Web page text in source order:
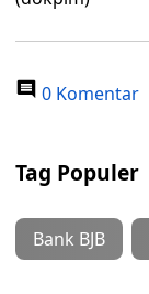
0 Komentar
Tag Populer
Bank BJB